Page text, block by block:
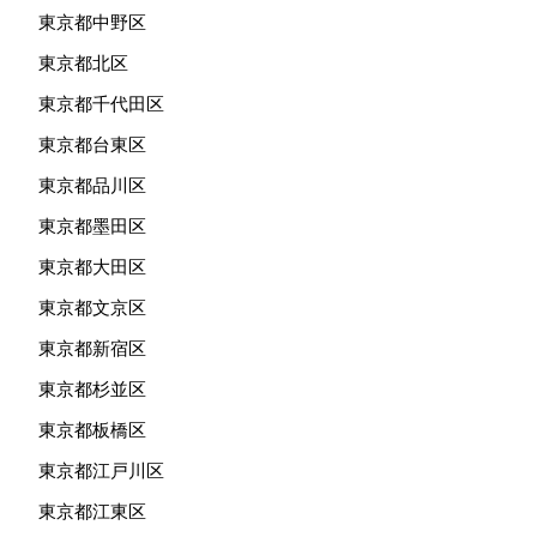
東京都中野区
東京都北区
東京都千代田区
東京都台東区
東京都品川区
東京都墨田区
東京都大田区
東京都文京区
東京都新宿区
東京都杉並区
東京都板橋区
東京都江戸川区
東京都江東区